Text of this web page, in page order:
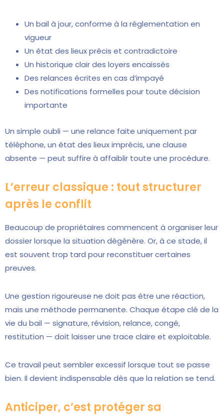
Un bail à jour, conforme à la réglementation en
vigueur
Un état des lieux précis et contradictoire
Un historique clair des loyers encaissés
Des relances écrites en cas d’impayé
Des notifications formelles pour toute décision
importante
Un simple oubli — une relance faite uniquement par
téléphone, un état des lieux imprécis, une clause
absente — peut suffire à affaiblir toute une procédure.
L’erreur classique : tout structurer
après le conflit
Beaucoup de propriétaires commencent à organiser leur
dossier lorsque la situation dégénère. Or, à ce stade, il
est souvent trop tard pour reconstituer certaines
preuves.
Une gestion rigoureuse ne doit pas être une réaction,
mais une méthode permanente. Chaque étape clé de la
vie du bail — signature, révision, relance, congé,
restitution — doit laisser une trace claire et exploitable.
Ce travail peut sembler excessif lorsque tout se passe
bien. Il devient indispensable dès que la relation se tend.
Anticiper, c’est protéger sa